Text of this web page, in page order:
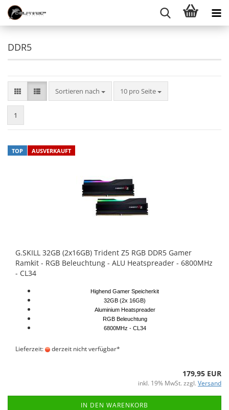
DDR5
Sortieren nach 10 pro Seite
1
TOP AUSVERKAUFT
G.SKILL 32GB (2x16GB) Trident Z5 RGB DDR5 Gamer
Ramkit - RGB Beleuchtung - ALU Heatspreader - 6800MHz
- CL34
Highend Gamer Speicherkit
32GB (2x 16GB)
Aluminium Heatspreader
RGB Beleuchtung
6800MHz - CL34
Lieferzeit: derzeit nicht verfügbar*
179,95 EUR
inkl. 19% MwSt. zzgl. Versand
IN DEN WARENKORB